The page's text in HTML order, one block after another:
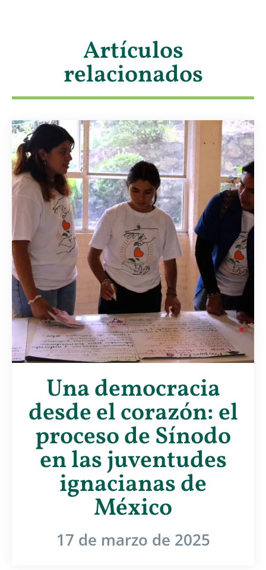
Artículos
relacionados
Una democracia
desde el corazón: el
proceso de Sínodo
en las juventudes
ignacianas de
México
17 de marzo de 2025